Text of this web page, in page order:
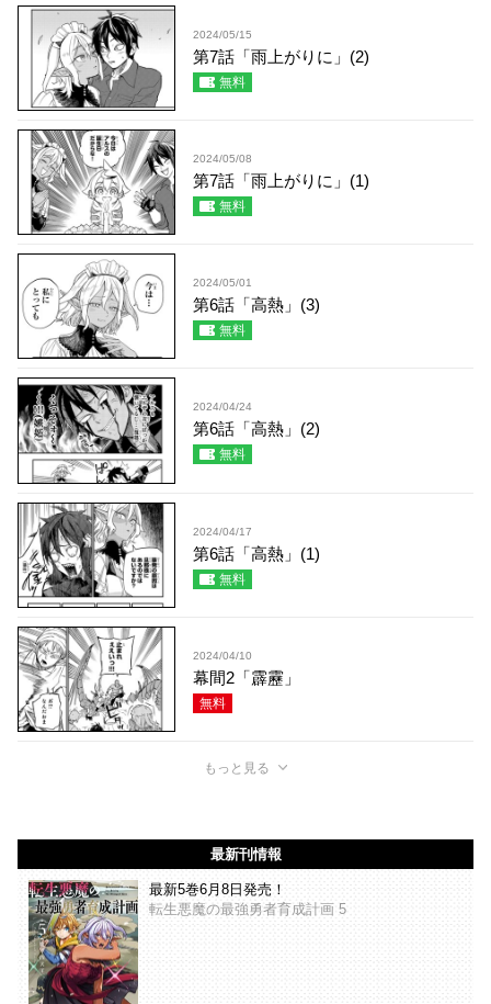
2024/05/15
第7話「雨上がりに」(2)
無料
2024/05/08
第7話「雨上がりに」(1)
無料
2024/05/01
第6話「高熱」(3)
無料
2024/04/24
第6話「高熱」(2)
無料
2024/04/17
第6話「高熱」(1)
無料
2024/04/10
幕間2「霹靂」
無料
もっと見る
最新刊情報
最新5巻6月8日発売！
転生悪魔の最強勇者育成計画 5